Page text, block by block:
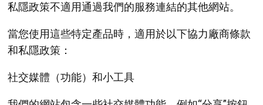
私隱政策不適用通過我們的服務連結的其他網站。
當您使用這些特定產品時，適用於以下協力廠商條款
和私隱政策：
社交媒體（功能）和小工具